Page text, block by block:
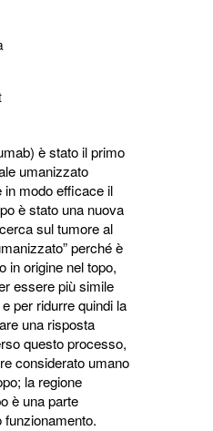
è stato il primo
umanizzato
in modo efficace il
è stato una nuova
sul tumore al
perché è
in origine nel topo,
essere più simile
per ridurre quindi la
una risposta
questo processo,
considerato umano
la regione
è una parte
funzionamento.